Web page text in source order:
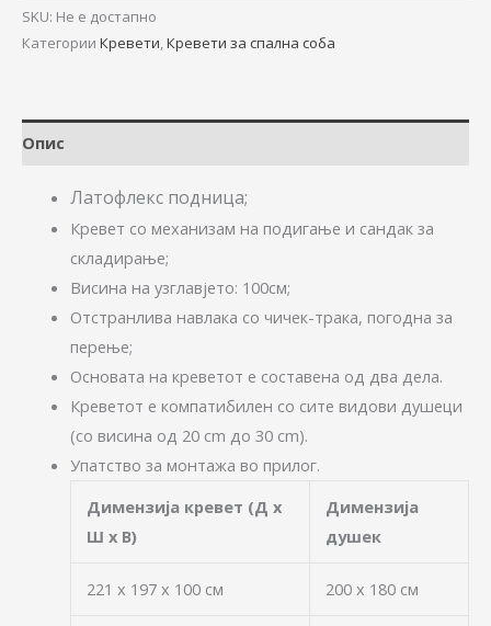
SKU: Не е достапно
Категории Кревети,Кревети за спална соба
Опис
Латофлекс подница;
Кревет со механизам на подигање и сандак за
складирање;
Висина на узглавјето: 100см;
Отстранлива навлака со чичек-трака, погодна за
перење;
Основата на креветот е составена од два дела.
Крeветот е компатибилен со сите видови душеци
(со висина од 20 cm до 30 cm).
Упатство за монтажа во прилог.
Димензија кревет (Д x
Ш x В)
Димензија
душек
221 x 197 x 100 см 200 x 180 см